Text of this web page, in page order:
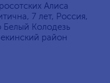
Алиса
7 лет, Россия,
Белый Колодезь
район